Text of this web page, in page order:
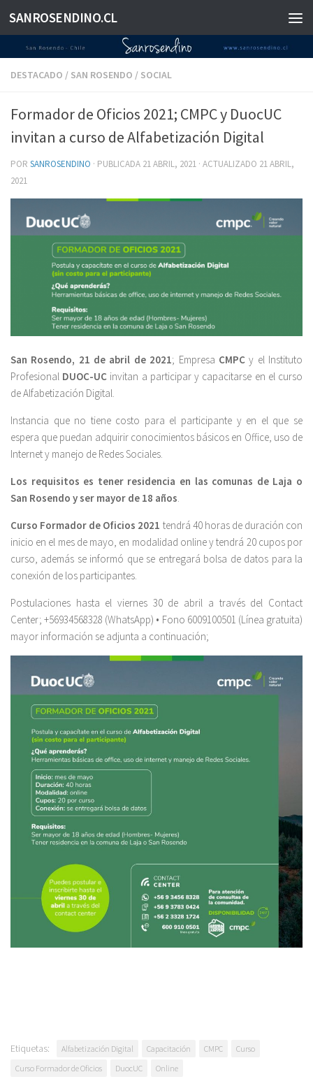
Saltar al contenido
SANROSENDINO.CL
DESTACADO / SAN ROSENDO / SOCIAL
Formador de Oficios 2021; CMPC y DuocUC
invitan a curso de Alfabetización Digital
POR SANROSENDINO · PUBLICADA 21 ABRIL, 2021 · ACTUALIZADO 21 ABRIL,
2021
San Rosendo, 21 de abril de 2021; Empresa CMPCy el Instituto
Profesional DUOC-UC invitan a participar y capacitarse en el curso
de Alfabetización Digital.
Instancia que no tiene costo para el participante y en el que se
espera que puedan adquirir conocimientos básicos en Office, uso de
Internet y manejo de Redes Sociales.
Los requisitos es tener residencia en las comunas de Laja o
San Rosendo y ser mayor de 18 años
Curso Formador de Oficios 2021 tendrá 40 horas de duración con
inicio en el mes de mayo, en modalidad online y tendrá 20 cupos por
curso, además se informó que se entregará bolsa de datos para la
conexión de los participantes.
Postulaciones hasta el viernes 30 de abril a través del Contact
Center; +56934568328 (WhatsApp) • Fono 6009100501 (Línea gratuita)
mayor información se adjunta a continuación;
Etiquetas: Alfabetización Digital Capacitación CMPC
Curso
Curso Formador de Oficios
DuocUC Online